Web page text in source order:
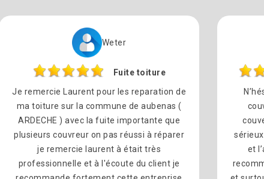
Weter
Fuite toiture
Je remercie Laurent pour les reparation de
ma toiture sur la commune de aubenas (
ARDECHE ) avec la fuite importante que
plusieurs couvreur on pas réussi à réparer
je remercie laurent à était très
professionnelle et à l'écoute du client je
et